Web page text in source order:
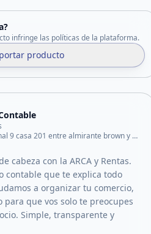
infringe las políticas de la plataforma.
producto
barrio ate 1 peatonal 9 casa 201 entre almirante brown y constitucion
cabeza con la ARCA y Rentas.
contable que te explica todo
a organizar tu comercio,
que vos solo te preocupes
Simple, transparente y